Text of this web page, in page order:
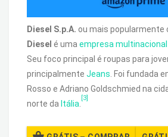
Diesel S.p.A. ou mais popularmente
Diesel é uma empresa multinacional
Seu foco principal é roupas para
principalmente Jeans . Foi fundada
Rosso e Adriano Goldschmied na
norte da Itália
[3]